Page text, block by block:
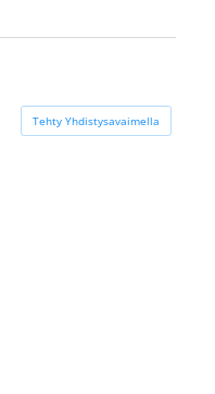
Tehty Yhdistysavaimella